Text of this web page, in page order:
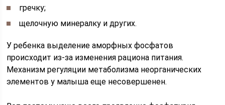
гречку;
щелочную минералку и других.
У ребенка выделение аморфных фосфатов
происходит из-за изменения рациона питания.
Механизм регуляции метаболизма неорганических
элементов у малыша еще несовершенен.